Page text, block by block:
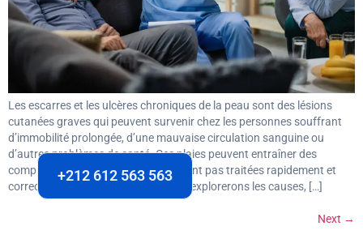
Les escarres et les ulcères chroniques de la peau sont des lésions
cutanées graves qui peuvent survenir chez les personnes souffrant
d’immobilité prolongée, d’une mauvaise circulation sanguine ou
d’autres problèmes de santé. Ces plaies peuvent entraîner des
complications sérieuses si elles ne sont pas traitées rapidement et
correctement. Dans cet article, nous explorerons les causes, […]
Next →
+212 612 563 563